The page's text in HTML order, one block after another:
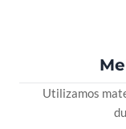
Utilizamos